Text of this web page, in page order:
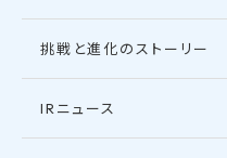
挑戦と進化のストーリー
IRニュース